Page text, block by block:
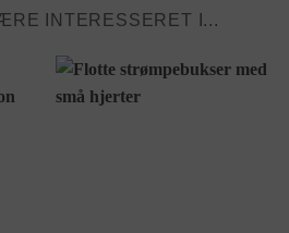
INTERESSERET I...